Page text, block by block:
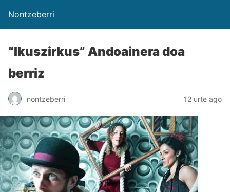
Nontzeberri
“Ikuszirkus” Andoainera doa
berriz
nontzeberri 12 urte ago